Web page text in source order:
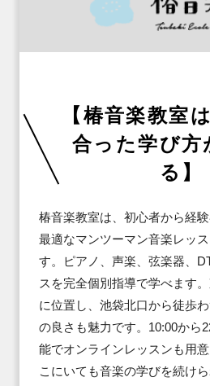
【椿音楽教室
合った学び方
る】
椿音楽教室は、初心者から経
最適なマンツーマン音楽レッ
す。ピアノ、声楽、弦楽器、
スを完全個別指導で学べます
に位置し、池袋北口から徒歩
の良さも魅力です。10:00から
能でオンラインレッスンも用
こにいても音楽の学びを続けら